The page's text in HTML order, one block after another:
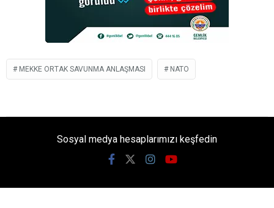
MEKKE ORTAK SAVUNMA ANLAŞMASI NATO
Sosyal medya hesaplarımızı keşfedin